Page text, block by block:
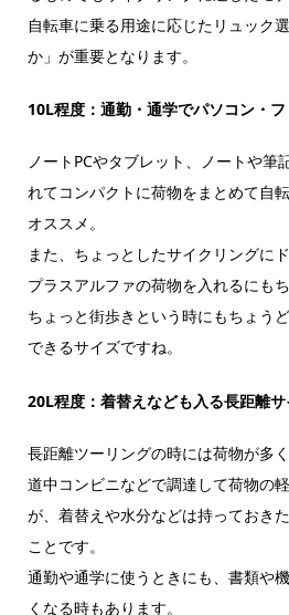
自転車に乗る用途に応じたリュック
か」が重要となります。
10L程度：通勤・通学でパソコン・
ノートPCやタブレット、ノートや筆
れてコンパクトに荷物をまとめて自
オススメ。
また、ちょっとしたサイクリングに
プラスアルファの荷物を入れるにも
ちょっと街歩きという時にもちょう
できるサイズですね。
20L程度：着替えなども入る長距離
長距離ツーリングの時には荷物が多く
道中コンビニなどで調達して荷物の
が、着替えや水分などは持っておき
ことです。
通勤や通学に使うときにも、書類や
くなる時もあります。